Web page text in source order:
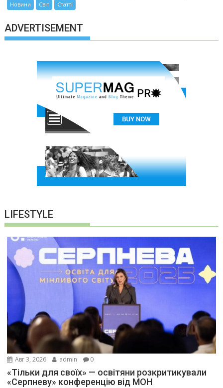
Новини Світ Статті
ADVERTISEMENT
LIFESTYLE
Авг 3, 2026 admin 0
«Тільки для своїх» — освітяни розкритикували
«Серпневу» конференцію від МОН